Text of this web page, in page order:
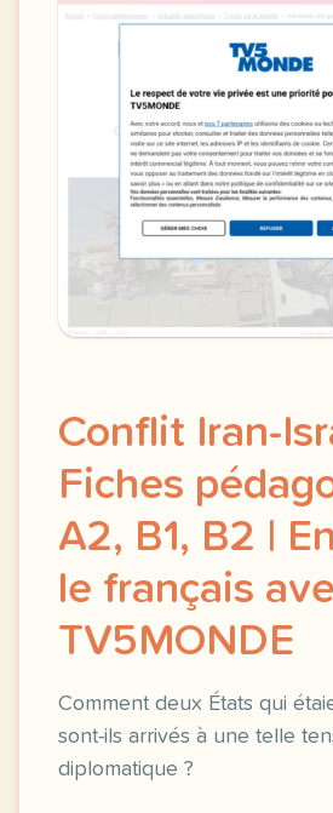
Conflit Iran-
Fiches
A2, B1, B2 |
le français
TV5MONDE
Comment deux États qui
sont-ils arrivés à une telle
diplomatique ?